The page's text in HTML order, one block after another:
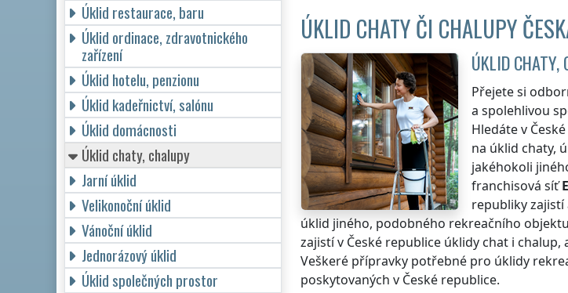
ÚKLID CHATY ČI CHALUPY
ÚKLID CHATY,
Přejete si
a spolehlivou
Hledátev
na úklid chaty,
jakéhokoli
franchisová síť
republikyzajistí
úklid jiného, podobného rekreačního
zajistív České republice úklidy chat i chalup,
Veškeré přípravky potřebné pro úklidy
poskytovaných v České republice.
Úklid restaurace, baru
Úklid ordinace, zdravotnického
zařízení
Úklid hotelu, penzionu
Úklid kadeřnictví, salónu
Úklid domácnosti
Úklid chaty, chalupy
Jarní úklid
Velikonoční úklid
Vánoční úklid
Jednorázový úklid
Úklid společných prostor